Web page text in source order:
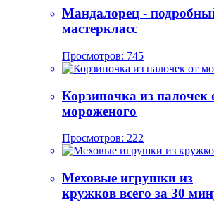
Мандалорец -
мастеркласс
Просмотров: 745
Корзиночка из палочек
мороженого
Просмотров: 222
Меховые игрушки из
кружков всего за 30